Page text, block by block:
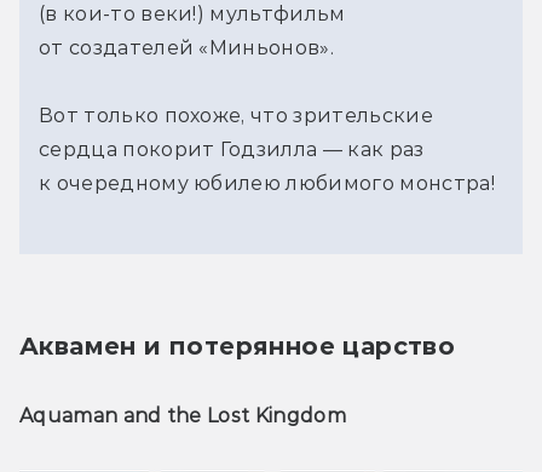
(в кои-то веки!) мультфильм
от создателей «Миньонов».
Вот только похоже, что зрительские
сердца покорит Годзилла — как раз
к очередному юбилею любимого монстра!
Аквамен и потерянное царство
Aquaman and the Lost Kingdom